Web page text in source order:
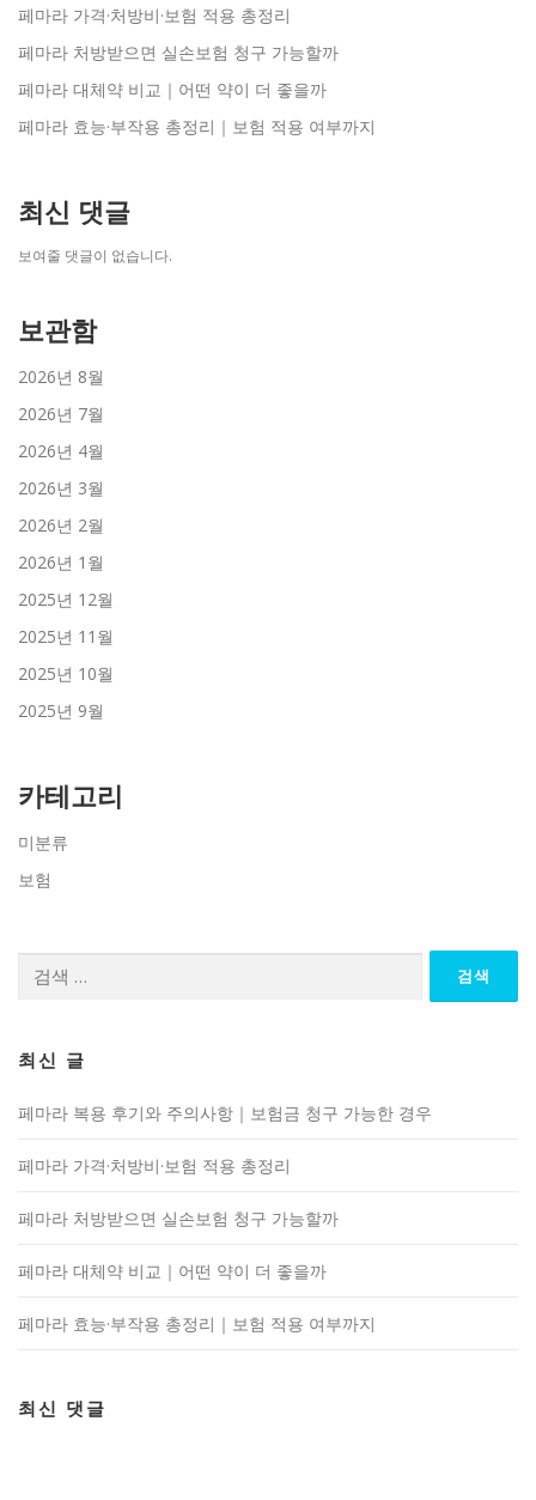
페마라 가격·처방비·보험 적용 총정리
페마라 처방받으면 실손보험 청구 가능할까
페마라 대체약 비교｜어떤 약이 더 좋을까
페마라 효능·부작용 총정리｜보험 적용 여부까지
최신 댓글
보여줄 댓글이 없습니다.
보관함
2026년 8월
2026년 7월
2026년 4월
2026년 3월
2026년 2월
2026년 1월
2025년 12월
2025년 11월
2025년 10월
2025년 9월
카테고리
미분류
보험
최신 글
페마라 복용 후기와 주의사항｜보험금 청구 가능한 경우
페마라 가격·처방비·보험 적용 총정리
페마라 처방받으면 실손보험 청구 가능할까
페마라 대체약 비교｜어떤 약이 더 좋을까
페마라 효능·부작용 총정리｜보험 적용 여부까지
최신 댓글